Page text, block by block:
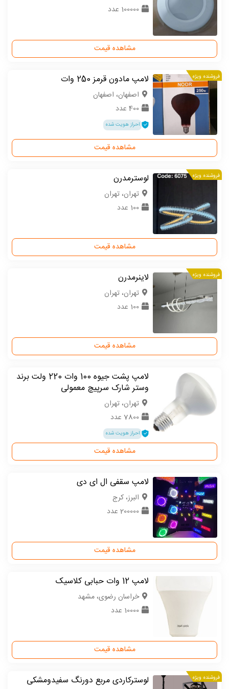
100000 عدد
مشاهده قیمت
فروشنده ویژه لامپ مادون قرمز 250 وات
اصفهان، اصفهان
400 عدد
احراز هویت شده
مشاهده قیمت
فروشنده ویژه لوسترمدرن
تهران، تهران
100 عدد
مشاهده قیمت
فروشنده ویژه لاینرمدرن
تهران، تهران
100 عدد
مشاهده قیمت
لامپ پشت جیوه 100 وات 220 ولت برند
وستر شارک سرپیچ معمولی
تهران، تهران
7800 عدد
احراز هویت شده
مشاهده قیمت
لامپ سقفی ال ای دی
البرز، کرج
200000 عدد
مشاهده قیمت
لامپ 12 وات حبابی کلاسیک
خراسان رضوی، مشهد
10000 عدد
مشاهده قیمت
فروشنده ویژه لوسترکاردی مربع دورنگ سفیدومشکی